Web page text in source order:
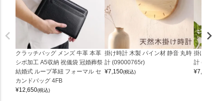
クラッチバッグ メンズ 牛革 本革
シボ加工 A5収納 祝儀袋 冠婚葬祭
結婚式 ループ革紐 フォーマル セ
カンドバッグ 4FB
¥12,650(税込)
掛け時計 木製 パイン材 静音 丸時
計 (09000765r)
¥7,150(税込)
掛け時
計
¥7,150